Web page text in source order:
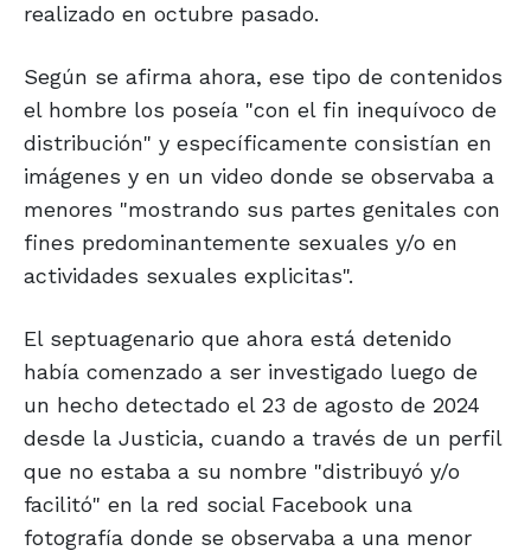
realizado en octubre pasado.
Según se afirma ahora, ese tipo de contenidos
el hombre los poseía "con el fin inequívoco de
distribución" y específicamente consistían en
imágenes y en un video donde se observaba a
menores "mostrando sus partes genitales con
fines predominantemente sexuales y/o en
actividades sexuales explicitas".
El septuagenario que ahora está detenido
había comenzado a ser investigado luego de
un hecho detectado el 23 de agosto de 2024
desde la Justicia, cuando a través de un perfil
que no estaba a su nombre "distribuyó y/o
facilitó" en la red social Facebook una
fotografía donde se observaba a una menor